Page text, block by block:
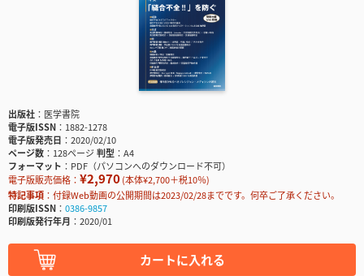
出版社
医学書院
電子版ISSN
1882-1278
電子版発売日
2020/02/10
ページ数
128ページ判型
A4
フォーマット
PDF（パソコンへのダウンロード不可）
電子版販売価格： ¥2,970(本体¥2,700＋税10％)
特記事項
付録Web動画の公開期間は2023/02/28までです。何卒ご了承ください。
印刷版ISSN
0386-9857
印刷版発行年月
2020/01
カートに入れる